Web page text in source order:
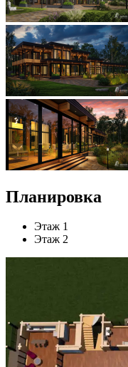
Планировка
Этаж 1
Этаж 2